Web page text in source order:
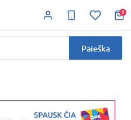
0
Paieška